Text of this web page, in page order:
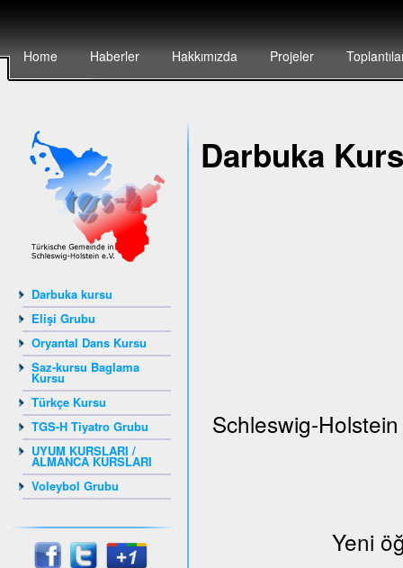
Home Haberler Hakkımızda Projeler
Darbuka kursu
Elişi Grubu
Oryantal Dans Kursu
Saz-kursu Baglama
Kursu
Türkçe Kursu
TGS-H Tiyatro Grubu
UYUM KURSLARI /
ALMANCA KURSLARI
Voleybol Grubu
Darbuka
Schleswig-
Yeni